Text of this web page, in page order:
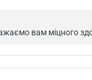
вам міцного